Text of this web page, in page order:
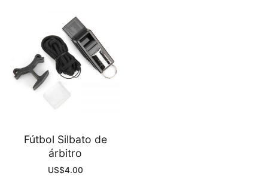
Fútbol Silbato de
árbitro
US$4.00